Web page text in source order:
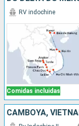
Comidas incluidas
RV indochine
CAMBOYA,